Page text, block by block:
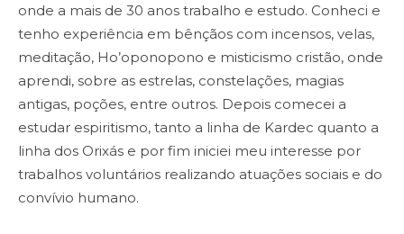
onde a mais de 30 anos trabalho e estudo. Conheci e
tenho experiência em bênçãos com incensos, velas,
meditação, Ho’oponopono e misticismo cristão, onde
aprendi, sobre as estrelas, constelações, magias
antigas, poções, entre outros. Depois comecei a
estudar espiritismo, tanto a linha de Kardec quanto a
linha dos Orixás e por fim iniciei meu interesse por
trabalhos voluntários realizando atuações sociais e do
convívio humano.